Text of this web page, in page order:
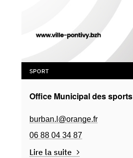
SPORT
Office Municipal des sports
burban.l@orange.fr
06 88 04 34 87
Lire la suite